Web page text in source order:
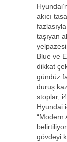
akıcı
taşıyan
Blue ve
dikkat
gündüz
duruş
stoplar,
Hyundai
“Modern
gövdeyi